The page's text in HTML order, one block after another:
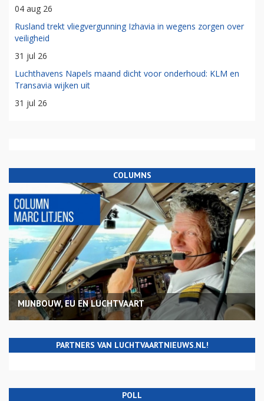
04 aug 26
Rusland trekt vliegvergunning Izhavia in wegens zorgen over
veiligheid
31 jul 26
Luchthavens Napels maand dicht voor onderhoud: KLM en
Transavia wijken uit
31 jul 26
COLUMNS
MIJNBOUW, EU EN LUCHTVAART
PARTNERS VAN LUCHTVAARTNIEUWS.NL!
POLL